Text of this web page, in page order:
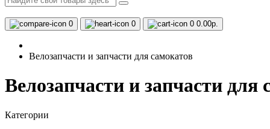
0 0 0 0.00р.
Велозапчасти и запчасти для самокатов
Велозапчасти и запчасти для
Категории